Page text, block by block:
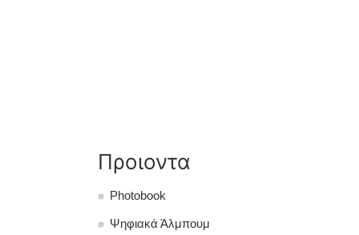
Προιοντα
Photobook
Ψηφιακά Άλμπουμ